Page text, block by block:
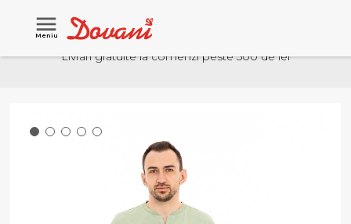
Meniu
Livrari gratuite la comenzi peste 500 de lei